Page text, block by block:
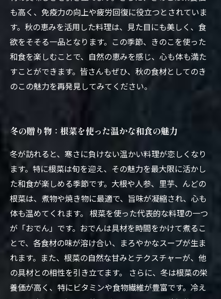
も高く、免疫力の向上や疲労回復に役立つとされていま
す。秋の恵みを活用した料理は、見た目にも美しく、食
欲をそそる一品となります。この季節、きのこを使った
和食を楽しむことで、自然の恵みを感じ、心も体も満た
すことができます。皆さんもぜひ、秋の食材としてのき
のこの魅力を再発見してみてください。
冬の贈り物：根菜を使った温かな和食の魅力
冬が訪れると、寒さに負けない温かい料理が恋しくなり
ます。特に根菜は旬を迎え、その魅力を最大限に活かし
た和食が楽しめる季節です。大根や人参、里芋、んどの
根菜は、煮物や焼き物に最適で、旨味が凝縮され、心も
体も温めてくれます。 根菜を使った代表的な料理の一つ
が「おでん」です。おでんは具材を時間をかけて煮るこ
とで、各食材の味が溶け合い、まろやかなスープが生ま
れます。また、根菜の自然な甘みとテクスチャーが、他
の具材との相性を引き立てます。 さらに、冬は根菜の栄
養価が高く、特にビタミンや食物繊維が豊富です。冷え